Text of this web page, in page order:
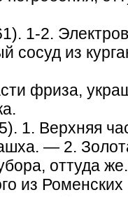
1-2.
сосуд из
фриза,
1. Верхняя
— 2.
оттуда
из